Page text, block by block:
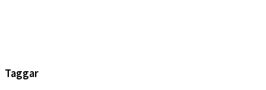
Taggar